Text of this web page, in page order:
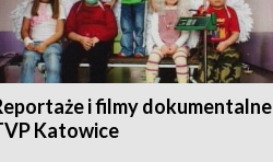
i filmy dokumentalne
Katowice